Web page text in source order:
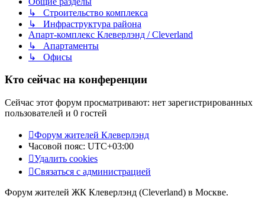
↳ Строительство комплекса
↳ Инфраструктура района
Апарт-комплекс Клеверлэнд / Cleverland
↳ Апартаменты
↳ Офисы
Кто сейчас на конференции
Сейчас этот форум просматривают: нет зарегистрированных
пользователей и 0 гостей
Форум жителей Клеверлэнд
Часовой пояс: UTC+03:00
Удалить cookies
Связаться с администрацией
Форум жителей ЖК Клеверлэнд (Cleverland) в Москве.